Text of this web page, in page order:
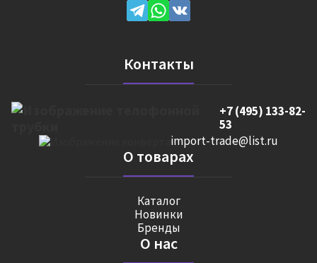
Контакты
+7 (495) 133-82-
53
import-trade@list.ru
О товарах
Каталог
Новинки
Бренды
О нас